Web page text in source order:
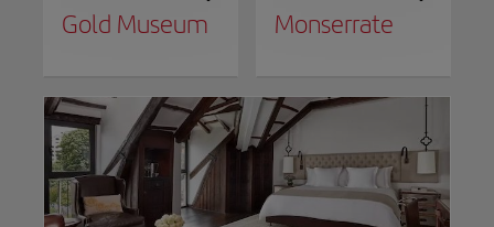
Gold Museum Monserrate